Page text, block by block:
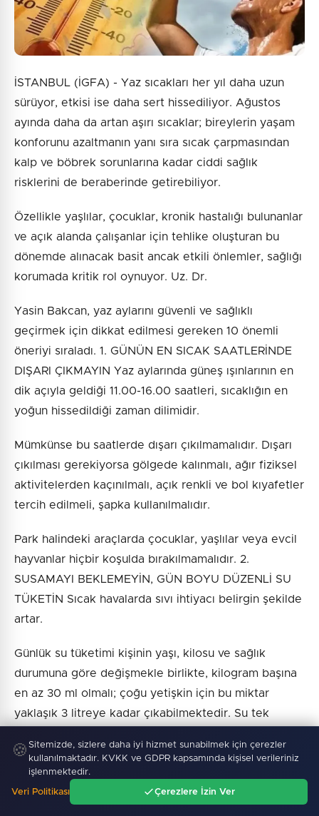
İSTANBUL (İGFA) - Yaz sıcakları her yıl daha uzun
sürüyor, etkisi ise daha sert hissediliyor. Ağustos
ayında daha da artan aşırı sıcaklar; bireylerin yaşam
konforunu azaltmanın yanı sıra sıcak çarpmasından
kalp ve böbrek sorunlarına kadar ciddi sağlık
risklerini de beraberinde getirebiliyor.
Özellikle yaşlılar, çocuklar, kronik hastalığı bulunanlar
ve açık alanda çalışanlar için tehlike oluşturan bu
dönemde alınacak basit ancak etkili önlemler, sağlığı
korumada kritik rol oynuyor. Uz. Dr.
Yasin Bakcan, yaz aylarını güvenli ve sağlıklı
geçirmek için dikkat edilmesi gereken 10 önemli
öneriyi sıraladı. 1. GÜNÜN EN SICAK SAATLERİNDE
DIŞARI ÇIKMAYIN Yaz aylarında güneş ışınlarının en
dik açıyla geldiği 11.00-16.00 saatleri, sıcaklığın en
yoğun hissedildiği zaman dilimidir.
Mümkünse bu saatlerde dışarı çıkılmamalıdır. Dışarı
çıkılması gerekiyorsa gölgede kalınmalı, ağır fiziksel
aktivitelerden kaçınılmalı, açık renkli ve bol kıyafetler
tercih edilmeli, şapka kullanılmalıdır.
Park halindeki araçlarda çocuklar, yaşlılar veya evcil
hayvanlar hiçbir koşulda bırakılmamalıdır. 2.
SUSAMAYI BEKLEMEYİN, GÜN BOYU DÜZENLİ SU
TÜKETİN Sıcak havalarda sıvı ihtiyacı belirgin şekilde
artar.
Günlük su tüketimi kişinin yaşı, kilosu ve sağlık
durumuna göre değişmekle birlikte, kilogram başına
en az 30 ml olmalı; çoğu yetişkin için bu miktar
yaklaşık 3 litreye kadar çıkabilmektedir. Su tek
Susamayı beklemek ise vücudun sıvı kaybetmeye
başladığının önemli bir göstergesidir. 3. SICAK
ÇARPMASININ BELİRTİLERİNİ VE SONUÇLARINI
🍪 Sitemizde, sizlere daha iyi hizmet sunabilmek için çerezler
kullanılmaktadır. KVKK ve GDPR kapsamında kişisel verileriniz
işlenmektedir.
Veri Politikası Çerezlere İzin Ver
Gündem Ara Menü